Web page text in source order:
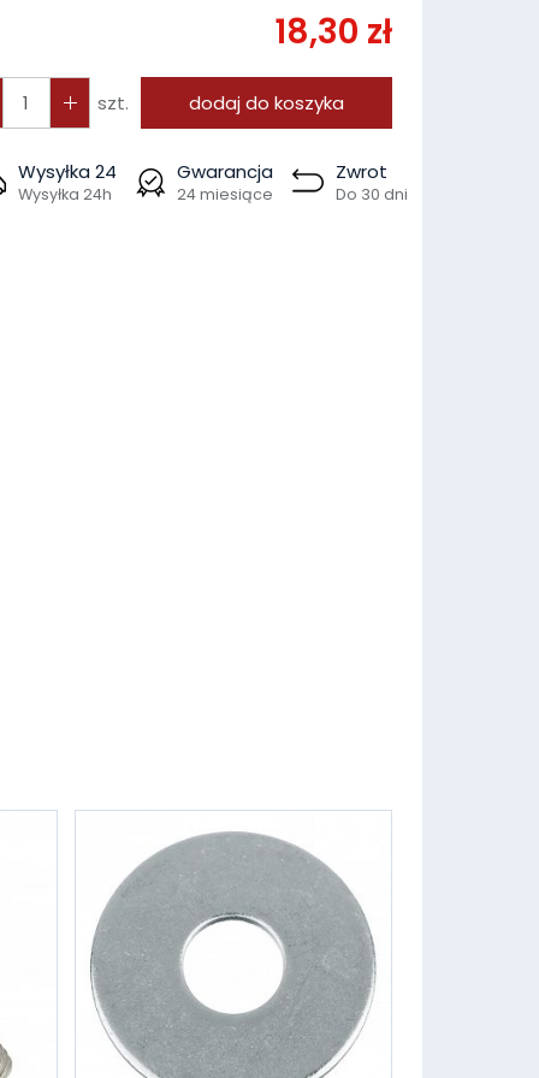
18,30 zł
szt. dodaj do koszyka
Wysyłka 24
Wysyłka 24h
Gwarancja
24 miesiące
Zwrot
Do 30 dni